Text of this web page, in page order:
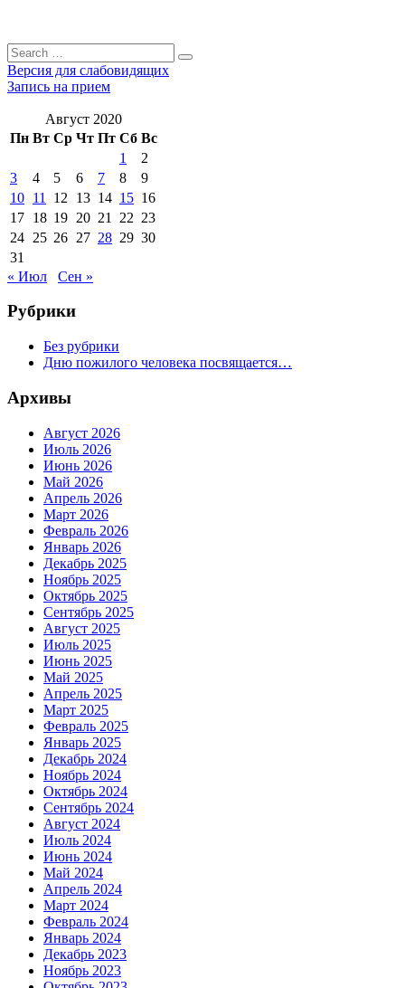
Search
for:
Search
Версия для слабовидящих
Запись на прием
Август 2020
Пн Вт Ср Чт Пт Сб Вс
1
2
3
4 5 6 7 8
9
10 11 12 13 14 15 16
17 18 19 20 21 22 23
24 25 26 27 28 29 30
31
« Июл
Сен »
Рубрики
Без рубрики
Дню пожилого человека посвящается…
Архивы
Август 2026
Июль 2026
Июнь 2026
Май 2026
Апрель 2026
Март 2026
Февраль 2026
Январь 2026
Декабрь 2025
Ноябрь 2025
Октябрь 2025
Сентябрь 2025
Август 2025
Июль 2025
Июнь 2025
Май 2025
Апрель 2025
Март 2025
Февраль 2025
Январь 2025
Декабрь 2024
Ноябрь 2024
Октябрь 2024
Сентябрь 2024
Август 2024
Июль 2024
Июнь 2024
Май 2024
Апрель 2024
Март 2024
Февраль 2024
Январь 2024
Декабрь 2023
Ноябрь 2023